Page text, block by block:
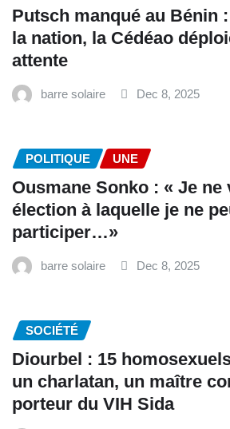
Putsch manqué au Bénin
la nation, la Cédéao
attente
barre solaire Dec 8, 2025
POLITIQUE UNE
Ousmane Sonko : « Je ne
élection à laquelle je ne
participer…»
barre solaire Dec 8, 2025
SOCIÉTÉ
Diourbel : 15
un charlatan, un maître
porteur du VIH Sida